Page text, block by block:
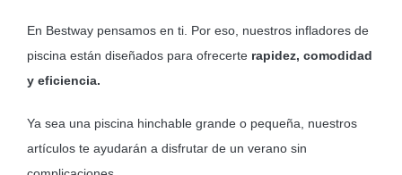
En Bestway pensamos en ti. Por eso, nuestros infladores de
piscina están diseñados para ofrecerte rapidez, comodidad
y eficiencia.
Ya sea una piscina hinchable grande o pequeña, nuestros
artículos te ayudarán a disfrutar de un verano sin